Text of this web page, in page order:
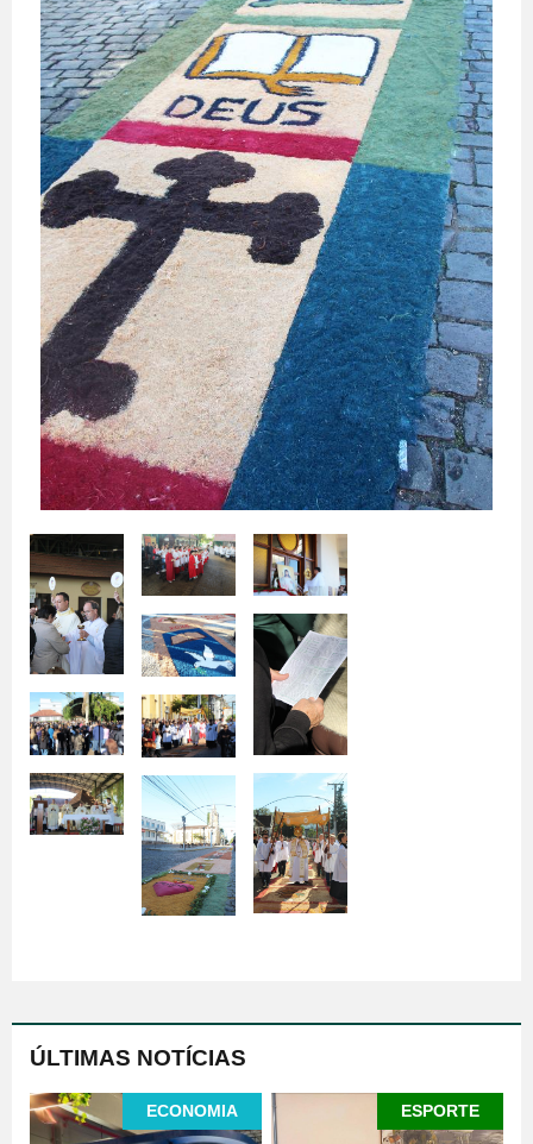
ÚLTIMAS NOTÍCIAS
ECONOMIA ESPORTE